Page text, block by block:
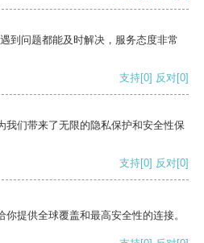
到问题都能及时解决，服务态度非常
支持[0] 反对[0]
我们带来了无限的隐私保护和安全性保
支持[0] 反对[0]
提供全球覆盖和最高安全性的连接。